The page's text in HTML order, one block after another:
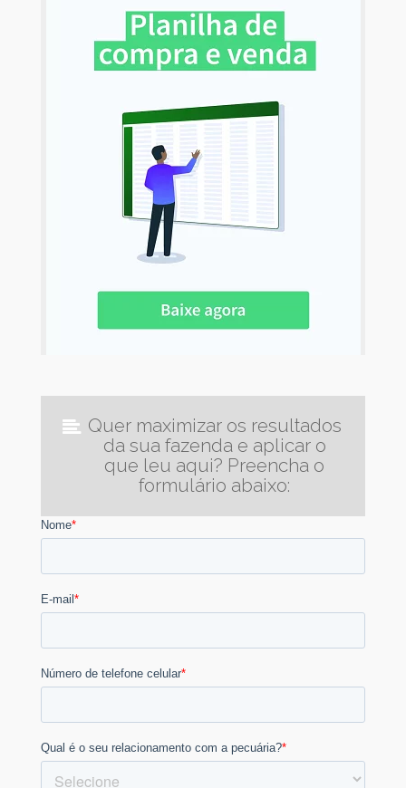
Quer maximizar os resultados
da sua fazenda e aplicar o
que leu aqui? Preencha o
formulário abaixo: